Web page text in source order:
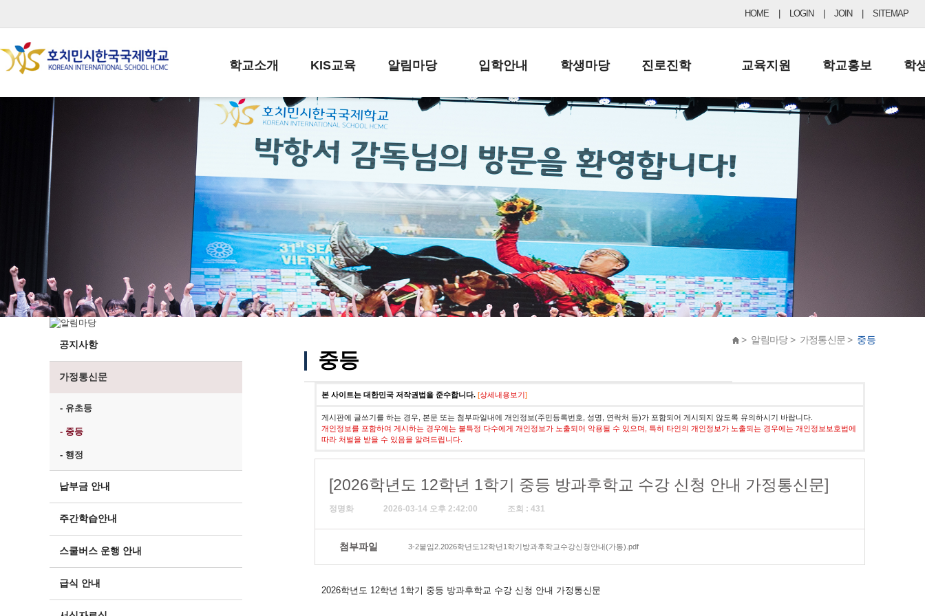
HOME LOGIN JOIN SITEMAP
학교소개
학교장인사말
학교상징
학교연혁
교직원현황
학생현황
위치/전화
전경사진
KIS교육
교육목표
학사일정
일과시간표
성과평가자료
알림마당
공지사항
납부금 안내
스쿨버스 운행 안내
급식안내
서식자료실
학부모방
정기고사 기출문제
입학안내
전-편입 서류양식
입학금/수업료
교복구입안내
학생마당
학생생활규정
학교신문
자율진로동아리
유초등 소식지
진로진학
공지사항 및 입시자료
드림레터
교육지원
행정실
학교운영위원회
학교건축기금
학교홍보
보도자료
학
공지사항
가정통신문
- 유초등
- 중등
- 행정
납부금 안내
주간학습안내
스쿨버스 운행 안내
급식 안내
> 알림마당 > 가정통신문 > 중등
중등
본 사이트는 대한민국 저작권법을 준수합니다. [상세내용보기]
게시판에 글쓰기를 하는 경우, 본문 또는 첨부파일내에 개인정보(주민등록번호, 성명, 연락처 등)가 포함되어 게시되지 않도록 유의하시기 바랍니다.
개인정보를 포함하여 게시하는 경우에는 불특정 다수에게 개인정보가 노출되어 악용될 수 있으며, 특히 타인의 개인정보가 노출되는 경우에는 개인정보보호법에
따라 처벌을 받을 수 있음을 알려드립니다.
[2026학년도 12학년 1학기 중등 방과후학교 수강 신청 안내 가정통신문]
정명화 2026-03-14 오후 2:42:00 조회 : 431
첨부파일 3-2붙임2.2026학년도12학년1학기방과후학교수강신청안내(가통).pdf
2026학년도 12학년 1학기 중등 방과후학교 수강 신청 안내 가정통신문